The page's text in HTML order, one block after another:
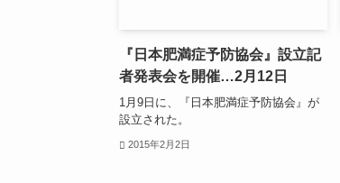
『日本肥満症予防協会』設立記
者発表会を開催…2月12日
1月9日に、『日本肥満症予防協会』が
設立された。
2015年2月2日